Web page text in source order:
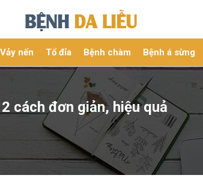
Vảy nến Tổ đỉa Bệnh chàm Bệnh á sừng
cách đơn giản, hiệu quả